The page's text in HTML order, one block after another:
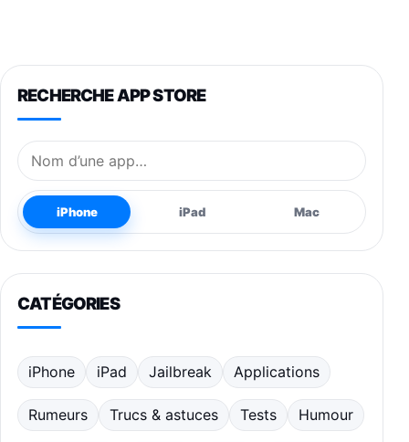
RECHERCHE APP STORE
Nom de l’application
iPhone iPad Mac
CATÉGORIES
iPhone iPad Jailbreak Applications
Rumeurs Trucs & astuces Tests Humour